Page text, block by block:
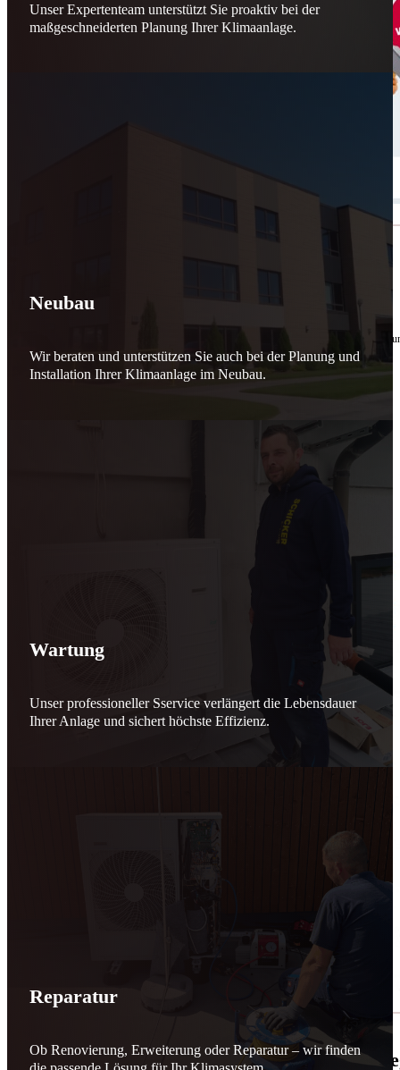
10. Februar 2026
für Sicherheit, Vertrauen
Effizient arbeiten. Ressourcen schonen. Zukunft sichern.
Nicht als Pflicht, sondern aus Überzeugung.
🌬️☀️ Mehr erneuerbare Energie für
Unser Expertenteam unterstützt Sie proaktiv bei der
maßgeschneiderten Planung Ihrer Klimaanlage.
Neubau
Wir beraten und unterstützen Sie auch bei der Planung und
Installation Ihrer Klimaanlage im Neubau.
Wartung
Unser professioneller Sservice verlängert die Lebensdauer
Ihrer Anlage und sichert höchste Effizienz.
Reparatur
Ob Renovierung, Erweiterung oder Reparatur – wir finden